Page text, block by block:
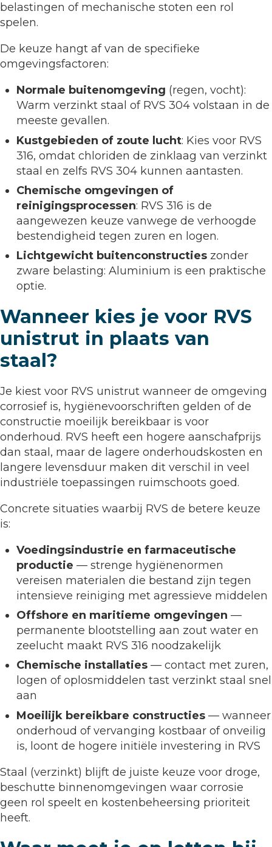
belastingen of mechanische stoten een rol
spelen.
De keuze hangt af van de specifieke
omgevingsfactoren:
Normale buitenomgeving (regen, vocht):
Warm verzinkt staal of RVS 304 volstaan in de
meeste gevallen.
Kustgebieden of zoute lucht: Kies voor RVS
316, omdat chloriden de zinklaag van verzinkt
staal en zelfs RVS 304 kunnen aantasten.
Chemische omgevingen of
reinigingsprocessen: RVS 316 is de
aangewezen keuze vanwege de verhoogde
bestendigheid tegen zuren en logen.
Lichtgewicht buitenconstructies zonder
zware belasting: Aluminium is een praktische
optie.
Wanneer kies je voor RVS
unistrut in plaats van
staal?
Je kiest voor RVS unistrut wanneer de omgeving
corrosief is, hygiënevoorschriften gelden of de
constructie moeilijk bereikbaar is voor
onderhoud. RVS heeft een hogere aanschafprijs
dan staal, maar de lagere onderhoudskosten en
langere levensduur maken dit verschil in veel
industriële toepassingen ruimschoots goed.
Concrete situaties waarbij RVS de betere keuze
is:
Voedingsindustrie en farmaceutische
productie — strenge hygiënenormen
vereisen materialen die bestand zijn tegen
intensieve reiniging met agressieve middelen
Offshore en maritieme omgevingen —
permanente blootstelling aan zout water en
zeelucht maakt RVS 316 noodzakelijk
Chemische installaties — contact met zuren,
logen of oplosmiddelen tast verzinkt staal snel
aan
Moeilijk bereikbare constructies — wanneer
onderhoud of vervanging kostbaar of onveilig
is, loont de hogere initiële investering in RVS
Staal (verzinkt) blijft de juiste keuze voor droge,
beschutte binnenomgevingen waar corrosie
geen rol speelt en kostenbeheersing prioriteit
heeft.